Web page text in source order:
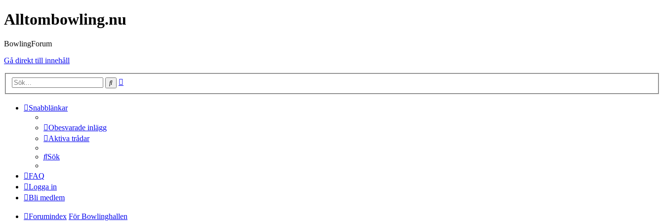
Alltombowling.nu
BowlingForum
Gå direkt till innehåll
Sök
Snabblänkar
Obesvarade inlägg
Aktiva trådar
Sök
FAQ
Logga in
Bli medlem
Forumindex För Bowlinghallen